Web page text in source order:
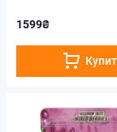
1599₴